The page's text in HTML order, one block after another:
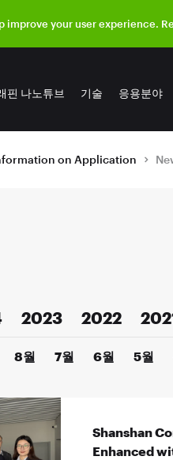
improve your user experience.
핀 나노튜브 기술 응용분야
on Application
2023 2022
8월 7월 6월 5월
Shanshan
Enhanced